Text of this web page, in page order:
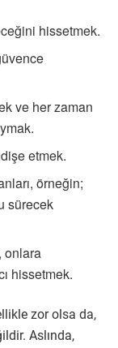
hissetmek.
ve her zaman
etmek.
örneğin;
sürecek
onlara
hissetmek.
zor olsa da,
Aslında,